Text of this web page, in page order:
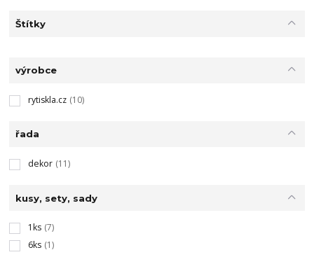
Štítky
výrobce
rytiskla.cz (10)
řada
dekor (11)
kusy, sety, sady
1ks (7)
6ks (1)